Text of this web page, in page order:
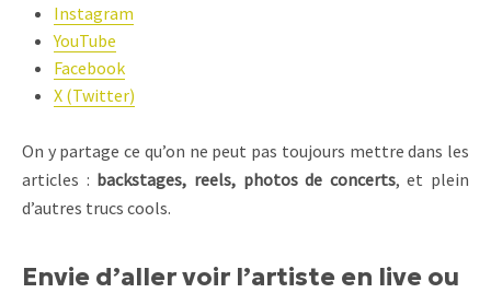
Instagram
YouTube
Facebook
X (Twitter)
On y partage ce qu’on ne peut pas toujours mettre dans les
articles : backstages, reels, photos de concerts, et plein
d’autres trucs cools.
Envie d’aller voir l’artiste en live ou